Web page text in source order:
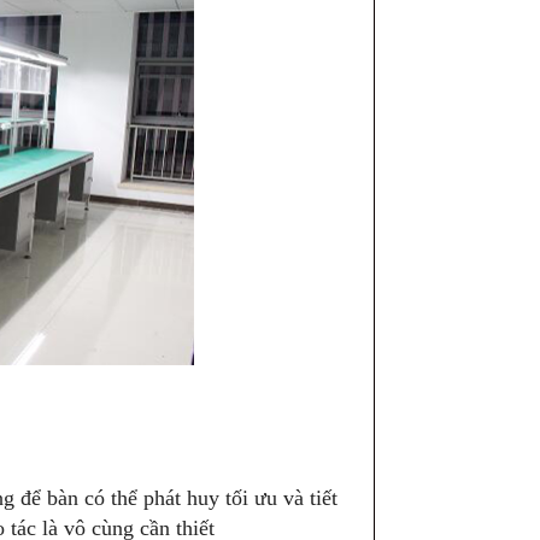
để bàn có thể phát huy tối ưu và tiết
là vô cùng cần thiết